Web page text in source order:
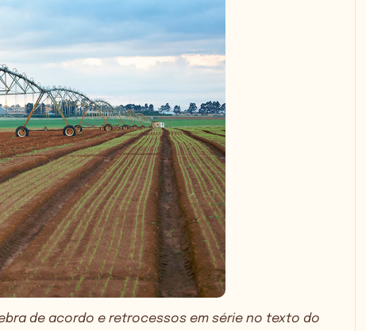
de acordo e retrocessos em série no texto do